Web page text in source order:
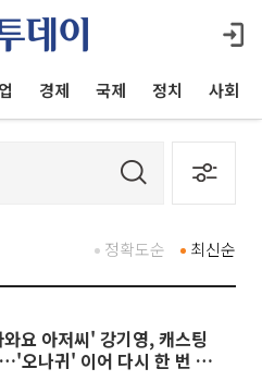
경제 국제 정치 사회
최신순
정확도순
요 아저씨' 강기영, 캐스팅
오나귀' 이어 다시 한 번 매